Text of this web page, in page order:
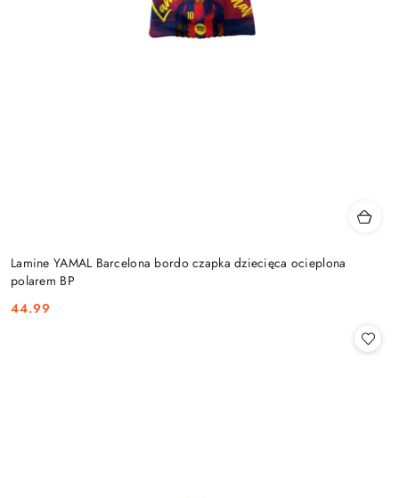
Lamine YAMAL Barcelona bordo czapka dziecięca ocieplona
polarem BP
Cena:
44.99